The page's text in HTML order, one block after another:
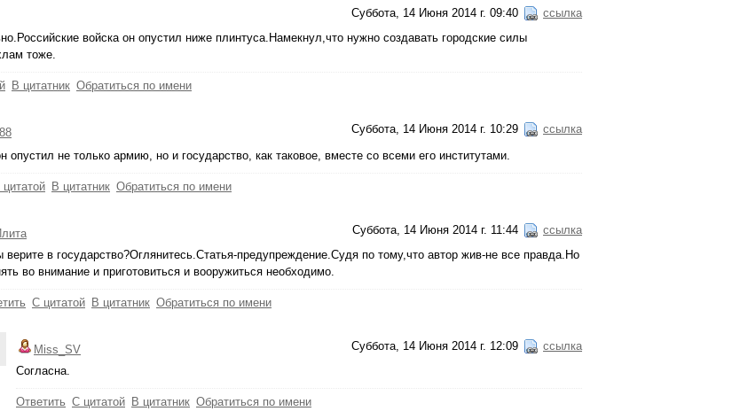
Суббота, 14 Июня 2014 г. 09:40 ссылка
войска он опустил ниже плинтуса.Намекнул,что нужно создавать городские силы
тоже.
В цитатник Обратиться по имени
Суббота, 14 Июня 2014 г. 10:29 ссылка
опустил не только армию, но и государство, как таковое, вместе со всеми его институтами.
В цитатник Обратиться по имени
Суббота, 14 Июня 2014 г. 11:44 ссылка
в государство?Оглянитесь.Статья-предупреждение.Судя по тому,что автор жив-не все правда.Но
во внимание и приготовиться и вооружиться необходимо.
С цитатой В цитатник Обратиться по имени
Суббота, 14 Июня 2014 г. 12:09 ссылка
Miss_SV
Согласна.
Ответить С цитатой В цитатник Обратиться по имени